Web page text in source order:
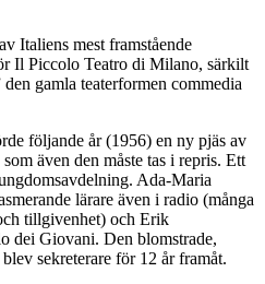
Italiens mest framstående
Il Piccolo Teatro di Milano, särkilt
gamla teaterformen commedia
följande år (1956) en ny pjäs av
även den måste tas i repris. Ett
Ada-Maria
lärare även i radio (många
tillgivenhet) och Erik
dei Giovani. Den blomstrade,
sekreterare för 12 år framåt.